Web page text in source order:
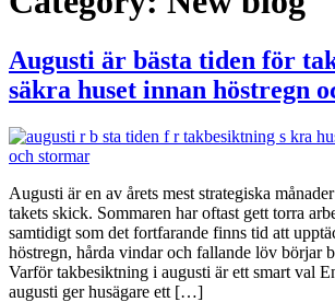
Augusti är bästa tiden för
säkra huset innan höstregn
Augusti är en av årets mest strategiska
takets skick. Sommaren har oftast gett torra
samtidigt som det fortfarande finns tid att
höstregn, hårda vindar och fallande löv börjar
Varför takbesiktning i augusti är ett smart val
augusti ger husägare ett […]